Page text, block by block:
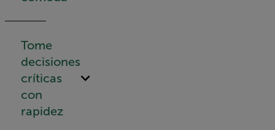
Tome
decisiones
críticas
con
rapidez